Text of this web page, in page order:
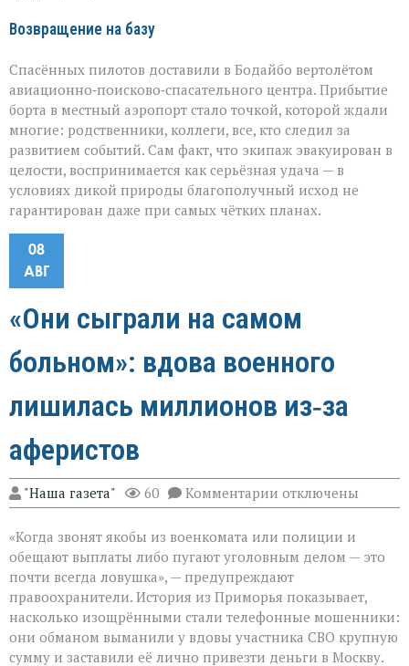
Возвращение на базу
Спасённых пилотов доставили в Бодайбо вертолётом
авиационно‑поисково‑спасательного центра. Прибытие
борта в местный аэропорт стало точкой, которой ждали
многие: родственники, коллеги, все, кто следил за
развитием событий. Сам факт, что экипаж эвакуирован в
целости, воспринимается как серьёзная удача — в
условиях дикой природы благополучный исход не
гарантирован даже при самых чётких планах.
08
АВГ
«Они сыграли на самом
больном»: вдова военного
лишилась миллионов из‑за
аферистов
"Наша газета" 60 Комментарии к
записи
сыграли
на
самом
больном»:
вдова
военного
лишилась
миллионов
отключены
«Когда звонят якобы из военкомата или полиции и
обещают выплаты либо пугают уголовным делом — это
почти всегда ловушка», — предупреждают
правоохранители. История из Приморья показывает,
насколько изощрёнными стали телефонные мошенники:
они обманом выманили у вдовы участника СВО крупную
сумму и заставили её лично привезти деньги в Москву.